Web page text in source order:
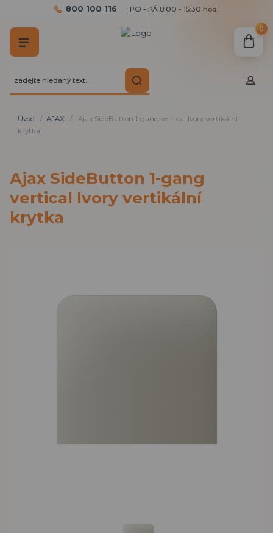
800 100 116 PO - PÁ 8:00 - 15:30 hod.
0
Úvod AJAX
Ajax SideButton 1-gang vertical Ivory vertikální
krytka
Ajax SideButton 1-gang
vertical Ivory vertikální
krytka